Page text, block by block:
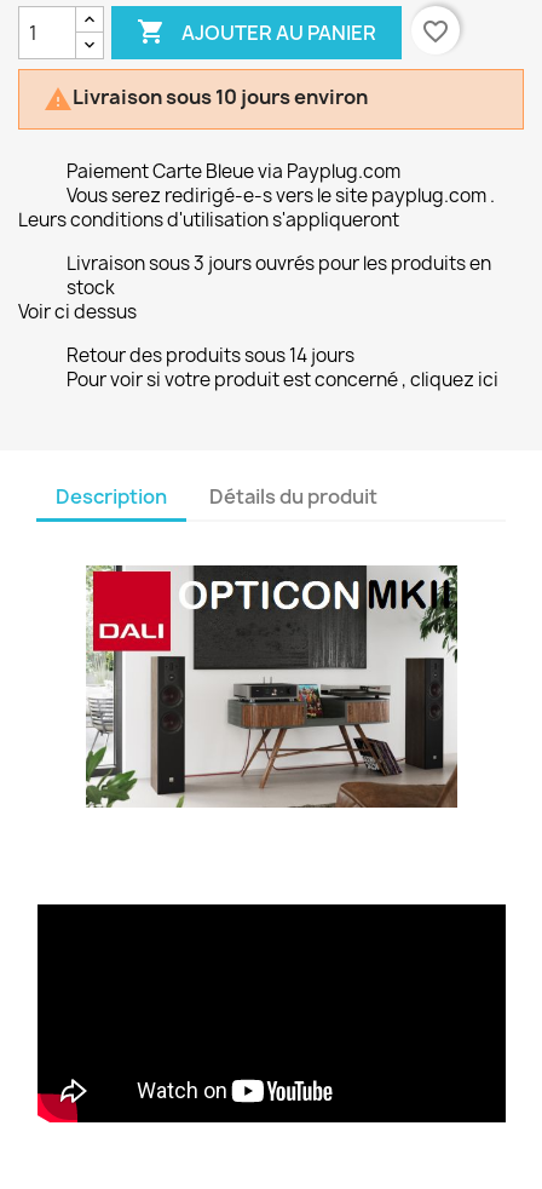
 AJOUTER AU PANIER favorite_border
Livraison sous 10 jours environ
Paiement Carte Bleue via Payplug.com
Vous serez redirigé-e-s vers le site payplug.com .
Leurs conditions d'utilisation s'appliqueront
Livraison sous 3 jours ouvrés pour les produits en
stock
Voir ci dessus
Retour des produits sous 14 jours
Pour voir si votre produit est concerné , cliquez ici
Description Détails du produit